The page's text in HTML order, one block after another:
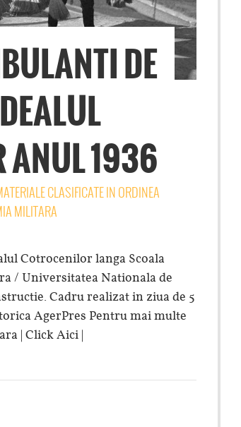
DE
ANUL 1936
CLASIFICATE IN ORDINEA
MILITARA
Cotrocenilor langa Scoala
/ Universitatea Nationala de
Cadru realizat in ziua de 5
AgerPres Pentru mai multe
| Click Aici |